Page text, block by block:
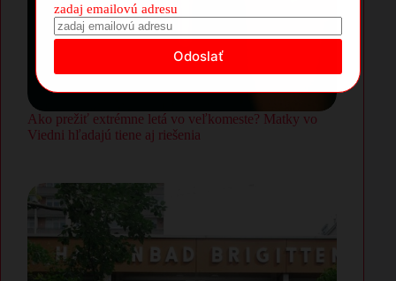
Ako prežiť extrémne letá vo veľkomeste? Matky vo
Viedni hľadajú tiene aj riešenia
zadaj emailovú adresu